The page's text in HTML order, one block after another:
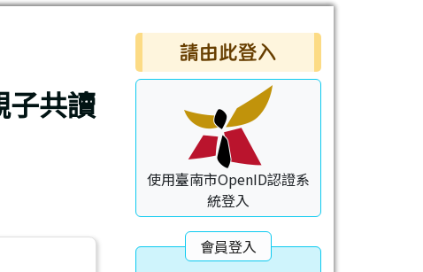
子共讀
右邊區域內容
請由此登入
使用臺南市OpenID認證系
統登入
會員登入